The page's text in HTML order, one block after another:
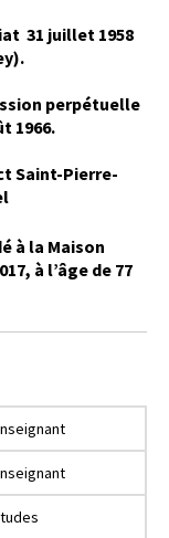
31 juillet 1958
perpétuelle
1966.
Saint-Pierre-
à la Maison
à l’âge de 77